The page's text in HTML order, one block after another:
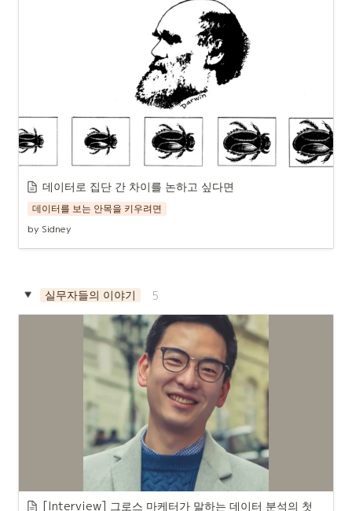
데이터로 집단 간 차이를 논하고 싶다면
데이터를 보는 안목을 키우려면
by Sidney
실무자들의 이야기 5
[Interview] 그로스 마케터가 말하는 데이터 분석의 첫